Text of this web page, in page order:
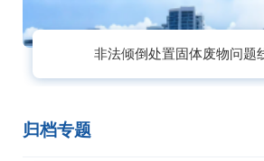
非法倾倒处置固体废物问题
归档专题